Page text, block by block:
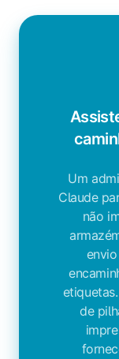
Um
Claude
não
de